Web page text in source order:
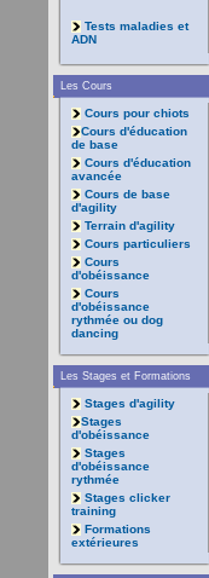
Tests maladies et
ADN
Les Cours
Cours pour chiots
Cours d'éducation
de base
Cours d'éducation
avancée
Cours de base
d'agility
Terrain d'agility
Cours particuliers
Cours
d'obéissance
Cours
d'obéissance
rythmée ou dog
dancing
Les Stages et Formations
Stages d'agility
Stages
d'obéissance
Stages
d'obéissance
rythmée
Stages clicker
training
Formations
extérieures